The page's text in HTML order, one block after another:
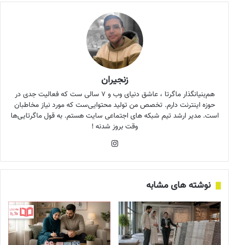
زنجیران
هم‌بنیانگذار ماگرتا ، عاشق دنیای وب و ۷ سالی ست که فعالیت جدی در
حوزه اینترنت دارم. تخصص من تولید محتوایی‌ست که مورد نیاز مخاطبان
است. مدیر ارشد تیم شبکه های اجتماعی سایت هستم. به قول ماگرتایی‌ها
وقت بروز شدنه !
نوشته های مشابه